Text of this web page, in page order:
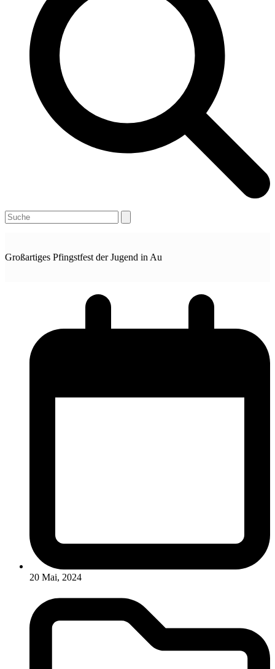
Open
mobile
Close
mobile
Search
Großartiges Pfingstfest der Jugend in Au
20 Mai, 2024